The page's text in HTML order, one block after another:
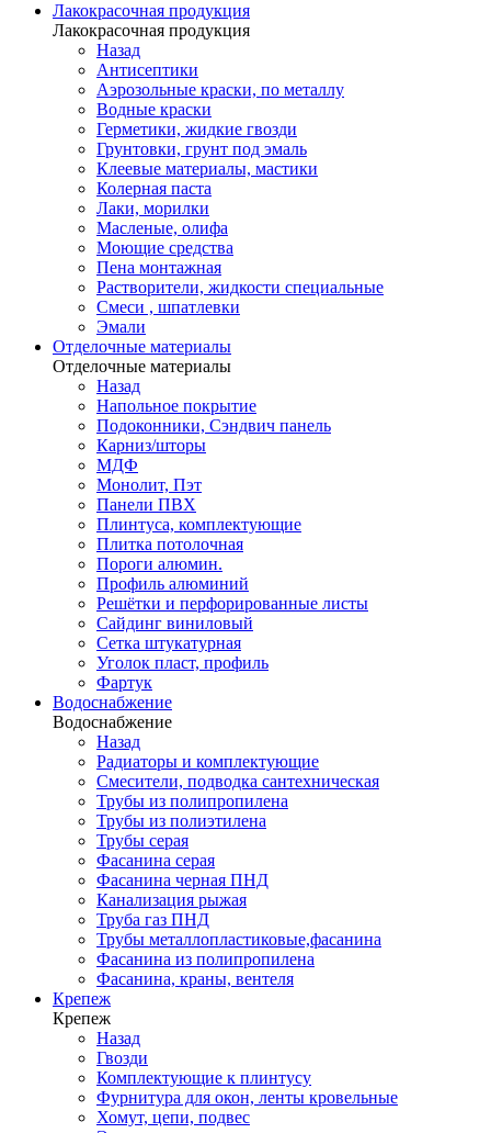
Лакокрасочная продукция
Лакокрасочная продукция
Назад
Антисептики
Аэрозольные краски, по металлу
Водные краски
Герметики, жидкие гвозди
Грунтовки, грунт под эмаль
Клеевые материалы, мастики
Колерная паста
Лаки, морилки
Масленые, олифа
Моющие средства
Пена монтажная
Растворители, жидкости специальные
Смеси , шпатлевки
Эмали
Отделочные материалы
Отделочные материалы
Назад
Напольное покрытие
Подоконники, Сэндвич панель
Карниз/шторы
МДФ
Монолит, Пэт
Панели ПВХ
Плинтуса, комплектующие
Плитка потолочная
Пороги алюмин.
Профиль алюминий
Решётки и перфорированные листы
Сайдинг виниловый
Сетка штукатурная
Уголок пласт, профиль
Фартук
Водоснабжение
Водоснабжение
Назад
Радиаторы и комплектующие
Смесители, подводка сантехническая
Трубы из полипропилена
Трубы из полиэтилена
Трубы серая
Фасанина серая
Фасанина черная ПНД
Канализация рыжая
Труба газ ПНД
Трубы металлопластиковые,фасанина
Фасанина из полипропилена
Фасанина, краны, вентеля
Крепеж
Крепеж
Назад
Гвозди
Комплектующие к плинтусу
Фурнитура для окон, ленты кровельные
Хомут, цепи, подвес